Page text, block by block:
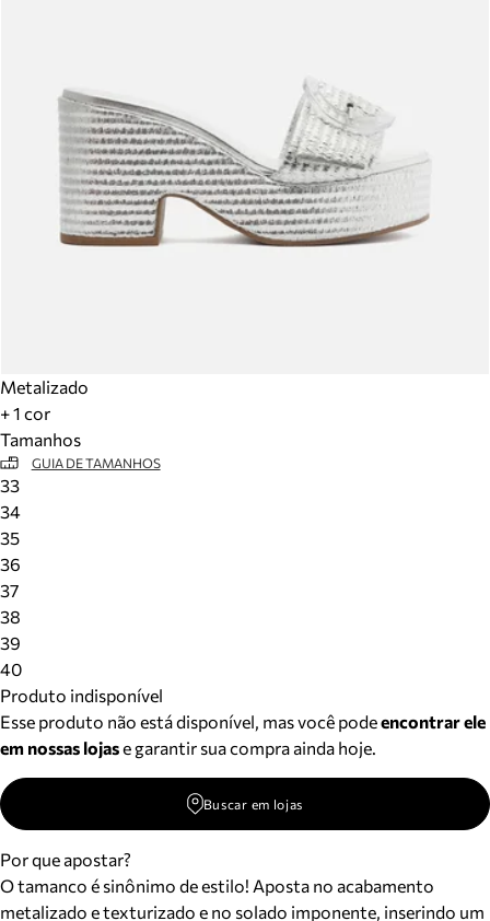
Metalizado
+ 1 cor
Tamanhos
GUIA DE TAMANHOS
33
34
35
36
37
38
39
40
Produto indisponível
Esse produto não está disponível, mas você podeencontrar ele
em nossas lojase garantir sua compra ainda hoje.
Buscar em lojas
Por que apostar?
O tamanco é sinônimo de estilo! Aposta no acabamento
metalizado e texturizado e no solado imponente, inserindo um